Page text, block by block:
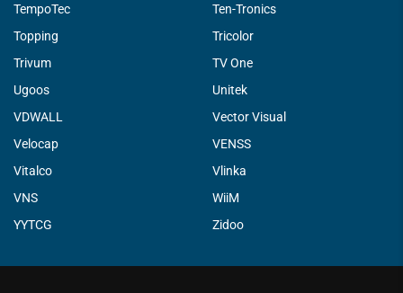
TempoTec
Ten-Tronics
Topping
Tricolor
Trivum
TV One
Ugoos
Unitek
VDWALL
Vector Visual
Velocap
VENSS
Vitalco
Vlinka
VNS
WiiM
YYTCG
Zidoo